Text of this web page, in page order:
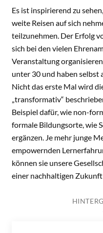
Es ist inspirierend zu
weite Reisen auf sich
teilzunehmen. Der Erfolg
sich bei den vielen
Veranstaltung
unter 30 und haben selbst
Nicht das erste Mal wird
„transformativ“
Beispiel dafür, wie non-
formale Bildungsorte, wie
ergänzen. Je mehr junge
empowernden
können sie unsere
einer nachhaltigen